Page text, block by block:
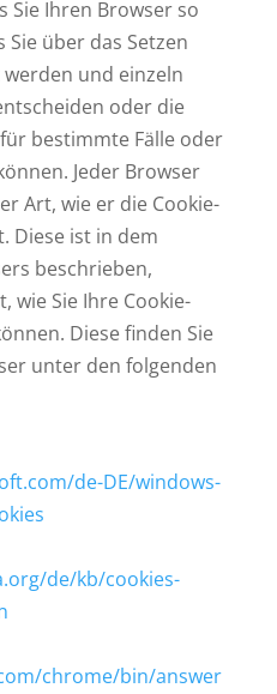
Sie Ihren Browser so
über das Setzen
und einzeln
oder die
bestimmte Fälle oder
Jeder Browser
Art, wie er die Cookie-
Diese ist in dem
beschrieben,
wie Sie Ihre Cookie-
Diese finden Sie
unter den folgenden
de-DE/windows-
de/kb/cookies-
chrome/bin/answer